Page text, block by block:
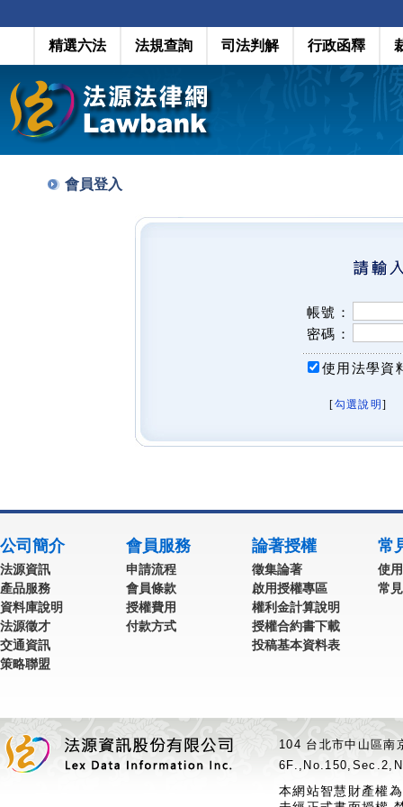
精選六法 法規查詢 司法判解 行政函釋
會員登入
帳號：
密碼：
使用法學資
[勾選說明 ]
公司簡介
法源資訊
產品服務
資料庫說明
法源徵才
交通資訊
策略聯盟
會員服務
申請流程
會員條款
授權費用
付款方式
論著授權
徵集論著
啟用授權專區
權利金計算說明
授權合約書下載
投稿基本資料表
常
使
常
104 台北市中山區
本網站智慧財產權